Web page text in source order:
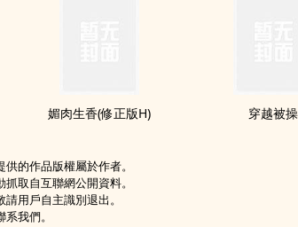
媚肉生香(修正版H) 穿越­​被‍‌­操​‍
的作品版權屬於作者。
取自互聯網公開資料。
用戶自主識別退出。
我們。